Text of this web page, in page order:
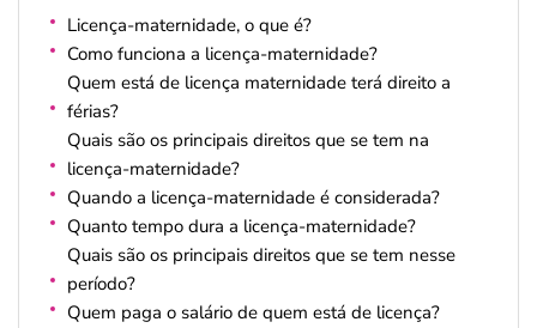
Licença-maternidade, o que é?
Como funciona a licença-maternidade?
Quem está de licença maternidade terá direito a
férias?
Quais são os principais direitos que se tem na
licença-maternidade?
Quando a licença-maternidade é considerada?
Quanto tempo dura a licença-maternidade?
Quais são os principais direitos que se tem nesse
período?
Quem paga o salário de quem está de licença?